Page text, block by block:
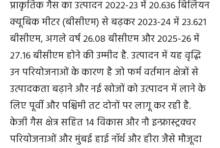
प्राकृतिक गैस का उत्पादन 2022-23 में 20.636 बिलियन
क्यूबिक मीटर (बीसीएम) से बढ़कर 2023-24 में 23.621
बीसीएम, अगले वर्ष 26.08 बीसीएम और 2025-26 में
27.16 बीसीएम होने की उम्मीद है. उत्पादन में यह वृद्धि
उन परियोजनाओं के कारण है जो फर्म वर्तमान क्षेत्रों से
उत्पादकता बढ़ाने और नई खोजों को उत्पादन में लाने के
लिए पूर्वी और पश्चिमी तट दोनों पर लागू कर रही है.
केजी गैस क्षेत्र सहित 14 विकास और नौ इन्फ्रास्ट्रक्चर
परियोजनाओं और मुंबई हाई नॉर्थ और हीरा जैसे मौजूदा